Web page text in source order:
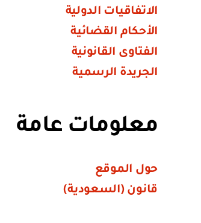
الاتفاقيات الدولية
الأحكام القضائية
الفتاوى القانونية
الجريدة الرسمية
معلومات عامة
حول الموقع
قانون (السعودية)